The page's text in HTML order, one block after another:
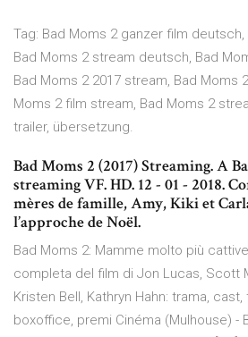
Tag: Bad Moms 2 ganzer film
Bad Moms 2 stream deutsch, Bad
Bad Moms 2 2017 stream, Bad Moms
Moms 2 film stream, Bad Moms 2
trailer, übersetzung.
Bad Moms 2 (2017) Streaming. A
streaming VF. HD. 12 - 01 - 2018.
mères de famille, Amy, Kiki et
l’approche de Noël.
Bad Moms 2: Mamme molto più
completa del film di Jon Lucas, Scott
Kristen Bell, Kathryn Hahn: trama, cast,
boxoffice, premi Cinéma (Mulhouse) -